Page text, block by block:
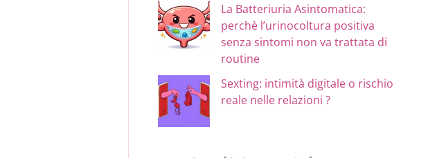
La Batteriuria Asintomatica:
perchè l’urinocoltura positiva
senza sintomi non va trattata di
routine
Sexting: intimità digitale o rischio
reale nelle relazioni ?